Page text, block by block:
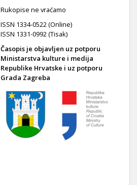
Rukopise ne vraćamo
ISSN 1334-0522 (Online)
ISSN 1331-0992 (Tisak)
Časopis je objavljen uz potporu
Ministarstva kulture i medija
Republike Hrvatske i uz potporu
Grada Zagreba